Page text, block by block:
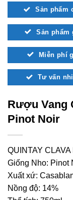
Sản phẩm
Sản phẩm
Miễn phí
Tư vấn
Rượu Vang
Pinot Noir
QUINTAY
Giống Nho: Pinot
Xuất xứ:
Nồng độ: 14%